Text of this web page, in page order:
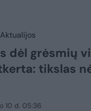
Aktualijos
dėl grėsmių
tikslas
10 d. 05:36